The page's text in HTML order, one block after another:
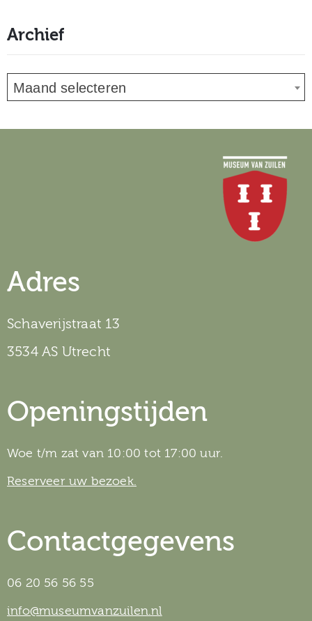
Archief
Maand selecteren
Adres
Schaverijstraat 13
3534 AS Utrecht
Openingstijden
Woe t/m zat van 10:00 tot 17:00 uur.
Reserveer uw bezoek.
Contactgegevens
06 20 56 56 55
info@museumvanzuilen.nl